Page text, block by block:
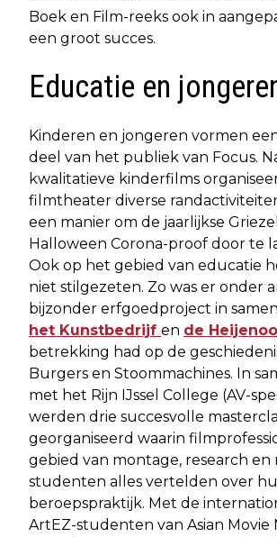
Boek en Film-reeks ook in
een groot succes.
Educatie en
Kinderen en jongeren vormen
deel van het publiek van Focus.
kwalitatieve kinderfilms
filmtheater diverse
een manier om de jaarlijkse
Halloween Corona-proof door te
Ook op het gebied van educatie
niet stilgezeten. Zo was er onder
bijzonder erfgoedproject in
het Kunstbedrijf en de
betrekking had op de
Burgers en Stoommachines. In
met het Rijn IJssel College (AV-
werden drie succesvolle
georganiseerd waarin
gebied van montage, research en
studenten alles vertelden over
beroepspraktijk. Met de
ArtEZ-studenten van Asian Movie